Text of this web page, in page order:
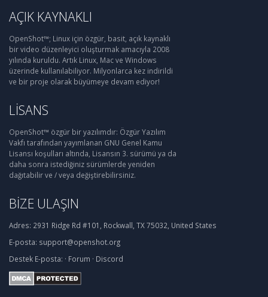
AÇIK KAYNAKLI
OpenShot™; Linux için özgür, basit, açık kaynaklı
bir video düzenleyici oluşturmak amacıyla 2008
yılında kuruldu. Artık Linux, Mac ve Windows
üzerinde kullanılabiliyor. Milyonlarca kez indirildi
ve bir proje olarak büyümeye devam ediyor!
LISANS
OpenShot™ özgür bir yazılımdır: Özgür Yazılım
Vakfı tarafından yayımlanan GNU Genel Kamu
Lisansı koşulları altında, Lisansın 3. sürümü ya da
daha sonra istediğiniz sürümlerde yeniden
dağıtabilir ve / veya değiştirebilirsiniz.
BIZE ULAŞIN
Adres: 2931 Ridge Rd #101, Rockwall, TX 75032, United States
E-posta: support@openshot.org
Destek E-posta: · Forum · Discord